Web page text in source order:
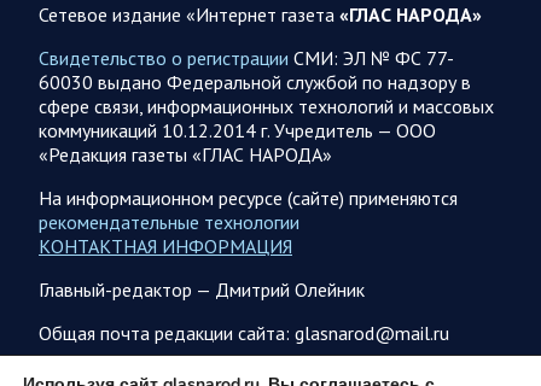
Фронтовая сводка Олега Царева на вечер 7 августа
На Херсонском фронте наши дронщики бьют по
автомобилям, системам связи и РЭБ в Херсоне и сёлах
правобережья. Враг обстрелял за…
07.08.2026 17:24
Саратовская область
Максим Леонов рассказал о тушении пожара на
территории полигона АО «Ситиматик»
Глава Энгельсского района Максим Леонов сообщает: «На
территории полигона АО «Ситиматик» в непрерывном
режиме продолжаются работы по отсыпке грунтом…
Сетевое издание «Интернет газета «ГЛАС НАРОДА»
Свидетельство о регистрации СМИ: ЭЛ № ФС 77-
60030 выдано Федеральной службой по надзору в
сфере связи, информационных технологий и массовых
коммуникаций 10.12.2014 г. Учредитель — ООО
«Редакция газеты «ГЛАС НАРОДА»
На информационном ресурсе (сайте) применяются
рекомендательные технологии
КОНТАКТНАЯ ИНФОРМАЦИЯ
Главный-редактор — Дмитрий Олейник
Общая почта редакции сайта: glasnarod@mail.ru
ПОДПИСКА